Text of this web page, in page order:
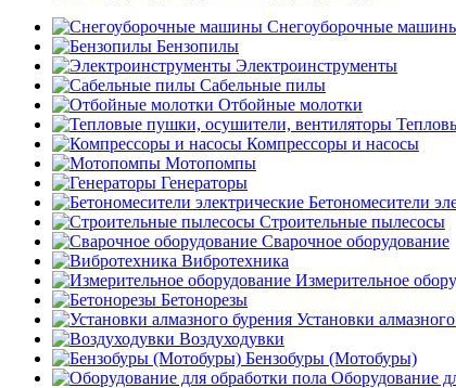
Снегоуборочные
Бензопилы
Электроинструменты
Сабельные пилы
Отбойные молотки
Компрессоры и насосы
Мотопомпы
Генераторы
Бетономесители
Строительные пылесосы
Сварочное оборудование
Вибротехника
Измерительное
Бетонорезы
Установки
Воздуходувки
Бензобуры (Мотобуры)
Оборудование